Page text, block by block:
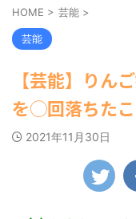
願が死ぬほど / 気になるニュ
めアンテナ
(8/29 00:00)
【モバマスSS】志希「苺
い食べ方。そして雪美と食べ
00:00)
【速報】スプラトゥーン
罪 / 気になるニュースまとめ
(8/28 23:50)
Powered by livedoor
NMB48の本郷柚巴
が、漫画誌『ヤン
グアニマル』（白
イト『ヤングアニ
マルWeb』のグラ
ビアに初登場し
ボディを武器に、
中の本郷。 今回、
サイトには15カッ
り、ボディライン
HOME > 芸能 >
芸能
【芸能】りん
を◯回落ちた
2021年11月30日